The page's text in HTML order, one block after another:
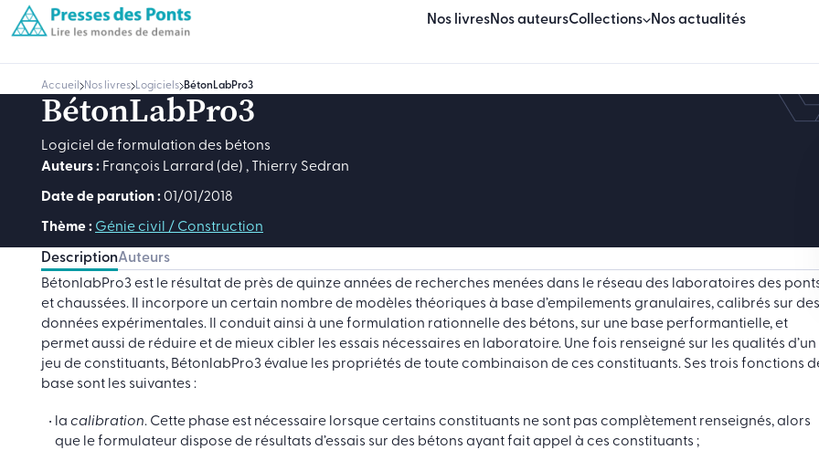
Nos livresNos auteursCollections
Logiciels
Nos actualités
Accueil Nos livres Logiciels BétonLabPro3
BétonLabPro3
Logiciel de formulation des bétons
Auteurs : François Larrard (de) , Thierry Sedran
Date de parution :01/01/2018
Thème : Génie civil / Construction
DescriptionAuteurs
BétonlabPro3 est le résultat de près de quinze années de recherches menées dans le réseau des laboratoires des
et chaussées. Il incorpore un certain nombre de modèles théoriques à base d’empilements granulaires, calibrés sur des
données expérimentales. Il conduit ainsi à une formulation rationnelle des bétons, sur une base performantielle, et
permet aussi de réduire et de mieux cibler les essais nécessaires en laboratoire. Une fois renseigné sur les qualités d’un
jeu de constituants, BétonlabPro3 évalue les propriétés de toute combinaison de ces constituants. Ses trois fonctions
base sont les suivantes :
la calibration. Cette phase est nécessaire lorsque certains constituants ne sont pas complètement renseignés, alors
que le formulateur dispose de résultats d’essais sur des bétons ayant fait appel à ces constituants ;